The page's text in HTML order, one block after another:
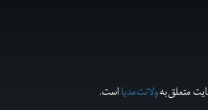
متعلق بهولانت‌مدیااست.